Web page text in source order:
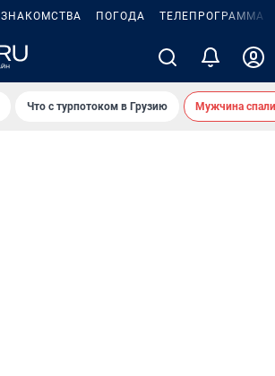
ЗНАКОМСТВА ПОГОДА ТЕЛЕПРОГРАММА
Что с турпотоком в Грузию Мужчина